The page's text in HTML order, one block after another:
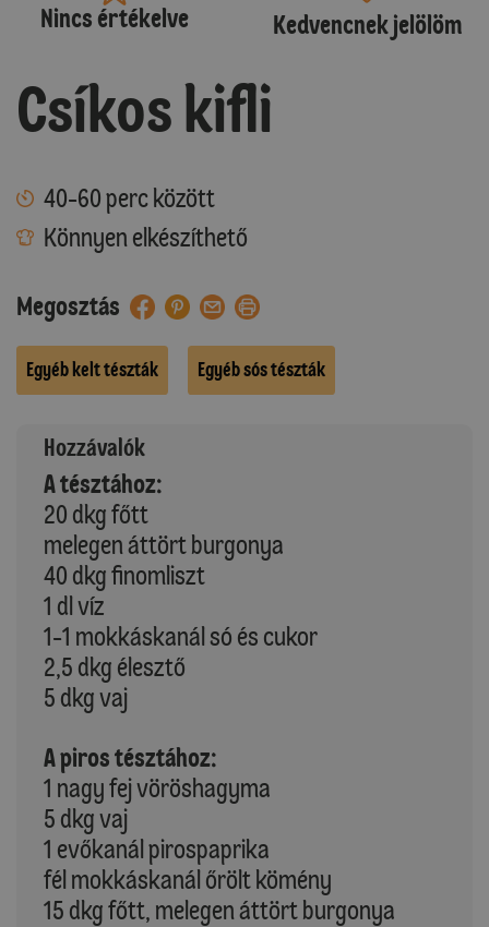
Nincs értékelve Kedvencnek jelölöm
Csíkos kifli
40-60 perc között
Könnyen elkészíthető
Megosztás
Egyéb kelt tészták Egyéb sós tészták
Hozzávalók
A tésztához:
20 dkg főtt
melegen áttört burgonya
40 dkg finomliszt
1 dl víz
1-1 mokkáskanál só és cukor
2,5 dkg élesztő
5 dkg vaj
A piros tésztához:
1 nagy fej vöröshagyma
5 dkg vaj
1 evőkanál pirospaprika
fél mokkáskanál őrölt kömény
15 dkg főtt, melegen áttört burgonya